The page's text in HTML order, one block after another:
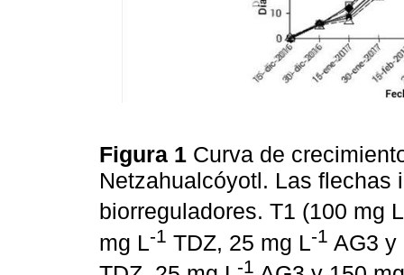
Figura 1 Curva de
Netzahualcóyotl. Las flechas
biorreguladores. T1 (100 mg L
mg L-1 TDZ, 25 mg L-1 AG3 y
-1